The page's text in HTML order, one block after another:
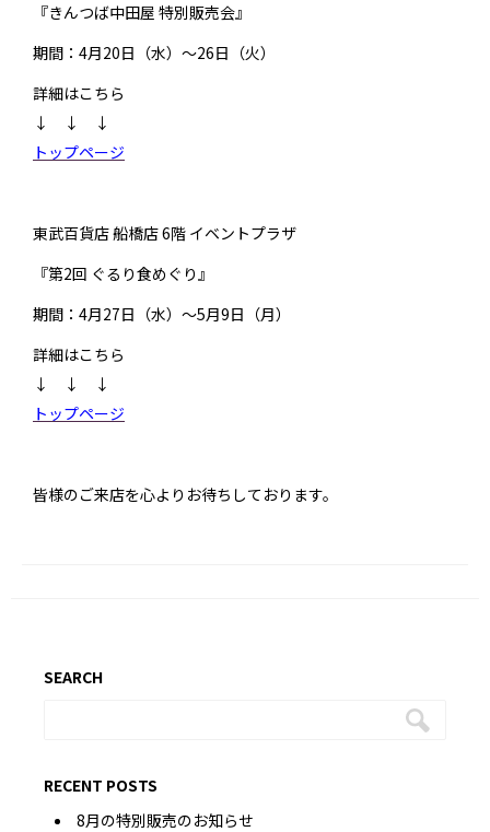
『きんつば中田屋 特別販売会』
期間：4月20日（水）～26日（火）
詳細はこちら
↓ ↓ ↓
トップページ
東武百貨店 船橋店 6階 イベントプラザ
『第2回 ぐるり食めぐり』
期間：4月27日（水）～5月9日（月）
詳細はこちら
↓ ↓ ↓
トップページ
皆様のご来店を心よりお待ちしております。
SEARCH
RECENT POSTS
8月の特別販売のお知らせ